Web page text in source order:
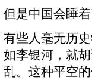
但是中国会睡
有些人毫无历
如李银河，就
乱。这种平空